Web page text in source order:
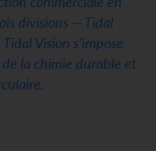
divisions — Tidal
Vision s’impose
la chimie durable et